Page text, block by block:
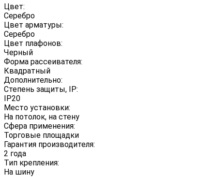
Цвет:
Серебро
Цвет арматуры:
Серебро
Цвет плафонов:
Черный
Форма рассеивателя:
Квадратный
Дополнительно:
Степень защиты, IP:
IP20
Место установки:
На потолок, на стену
Сфера применения:
Торговые площадки
Гарантия производителя:
2 года
Тип крепления:
На шину